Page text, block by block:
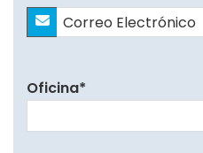
Correo
Electrónico
*
Oficina*